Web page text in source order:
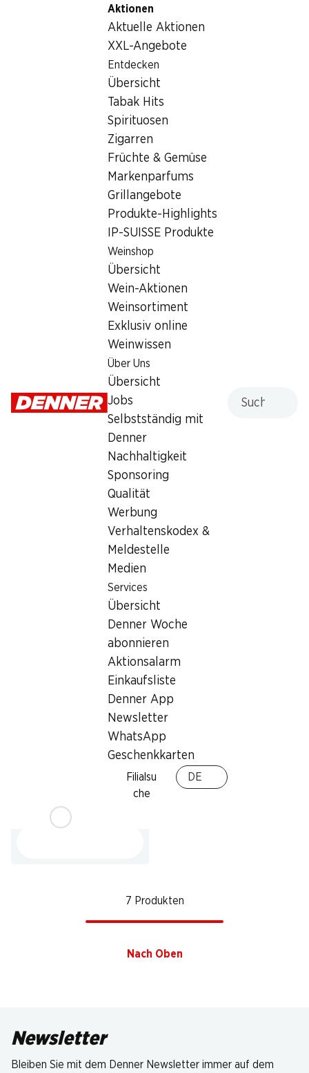
Aktionen
Aktuelle Aktionen
XXL-Angebote
Entdecken
Übersicht
Tabak Hits
Spirituosen
Zigarren
Früchte & Gemüse
Markenparfums
Grillangebote
Produkte-Highlights
IP-SUISSE Produkte
Weinshop
Übersicht
Wein-Aktionen
Weinsortiment
Exklusiv online
Weinwissen
Über Uns
Übersicht
Jobs
Selbstständig mit
Denner
Nachhaltigkeit
Sponsoring
Qualität
Werbung
Verhaltenskodex &
Meldestelle
Medien
Services
Übersicht
Denner Woche
abonnieren
Aktionsalarm
Einkaufsliste
Denner App
Newsletter
WhatsApp
Geschenkkarten
Filialsu
che
DE
Lebensmittel Früchte und Gemüse
Früchte und Gemüse
Wochenaktionen
Bataviasalat
per Stück
Himbeeren
Herkunft siehe Verpackung, 250 g
IP-SUISSE Zucchetti
ca. 500 g, per kg
servierfertig, Herkunft siehe
Italien, per kg
7 Produkten
Nach Oben
Newsletter
Bleiben Sie mit dem Denner Newsletter immer auf dem